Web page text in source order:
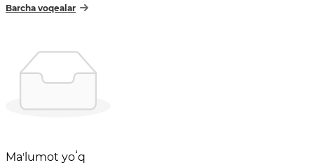
Barcha voqealar
Maʼlumot yoʻq